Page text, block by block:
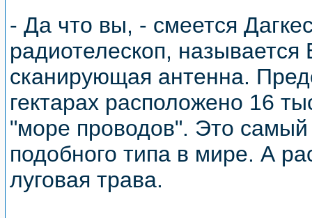
- Да что вы, - смеется
радиотелескоп,
сканирующая антенна.
гектарах расположено 16
"море проводов". Это
подобного типа в мире. А
луговая трава.